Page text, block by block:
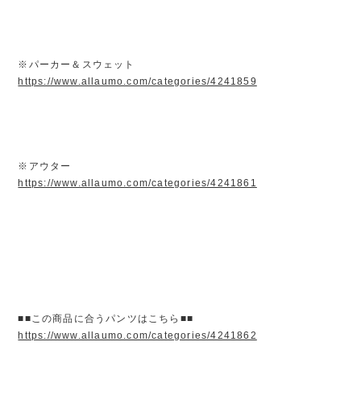
※パーカー＆スウェット
https://www.allaumo.com/categories/4241859
※アウター
https://www.allaumo.com/categories/4241861
■■この商品に合うパンツはこちら■■
https://www.allaumo.com/categories/4241862